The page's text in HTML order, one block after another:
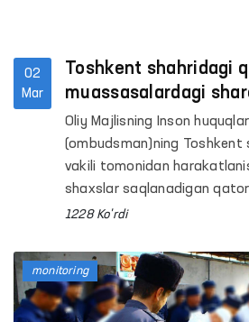
02
Mar
Toshkent shahridagi
muassasalardagi
murojaatlar qabul
Oliy Majlisning Inson
(ombudsman)ning
vakili tomonidan
shaxslar saqlanadigan
muassasalarda monitoring
1228 Ko'rdi
monitoring